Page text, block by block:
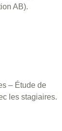
AB).
– Étude de
les stagiaires.